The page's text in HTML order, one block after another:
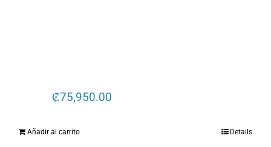
₡75,950.00
Añadir al carrito Details